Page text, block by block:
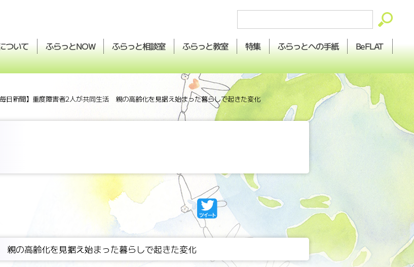
ついて ふらっとNOW ふらっと相談室 ふらっと教室 特集 ふらっとへの手紙 BeFLAT
毎日新聞】重度障害者2人が共同生活 親の高齢化を見据え始まった暮らしで起きた変化
の高齢化を見据え始まった暮らしで起きた変化